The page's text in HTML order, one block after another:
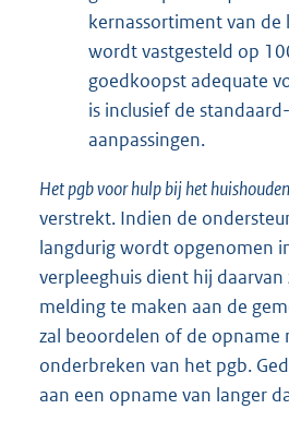
kernassortiment van de
wordt vastgesteld op
goedkoopst adequate
is inclusief de
aanpassingen.
Het pgb voor hulp bij het huishouden
verstrekt. Indien de
langdurig wordt opgenomen
verpleeghuis dient hij
melding te maken aan de
zal beoordelen of de
onderbreken van het pgb.
aan een opname van langer